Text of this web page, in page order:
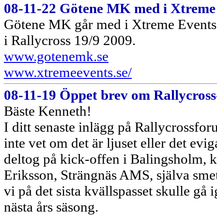
08-11-22 Götene MK med i
Götene MK går med i Xtreme
i Rallycross 19/9 2009.
www.gotenemk.se
www.xtremeevents.se/
08-11-19 Öppet brev om
Bäste Kenneth!
I ditt senaste inlägg på
inte vet om det är ljuset eller det
deltog på kick-offen i Balingsholm,
Eriksson, Strängnäs AMS, själva
vi på det sista kvällspasset skulle
nästa års säsong.